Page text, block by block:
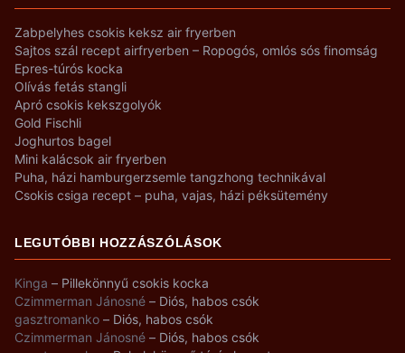
Zabpelyhes csokis keksz air fryerben
Sajtos szál recept airfryerben – Ropogós, omlós sós finomság
Epres-túrós kocka
Olívás fetás stangli
Apró csokis kekszgolyók
Gold Fischli
Joghurtos bagel
Mini kalácsok air fryerben
Puha, házi hamburgerzsemle tangzhong technikával
Csokis csiga recept – puha, vajas, házi péksütemény
LEGUTÓBBI HOZZÁSZÓLÁSOK
Kinga – Pillekönnyű csokis kocka
Czimmerman Jánosné – Diós, habos csók
gasztromanko – Diós, habos csók
Czimmerman Jánosné – Diós, habos csók